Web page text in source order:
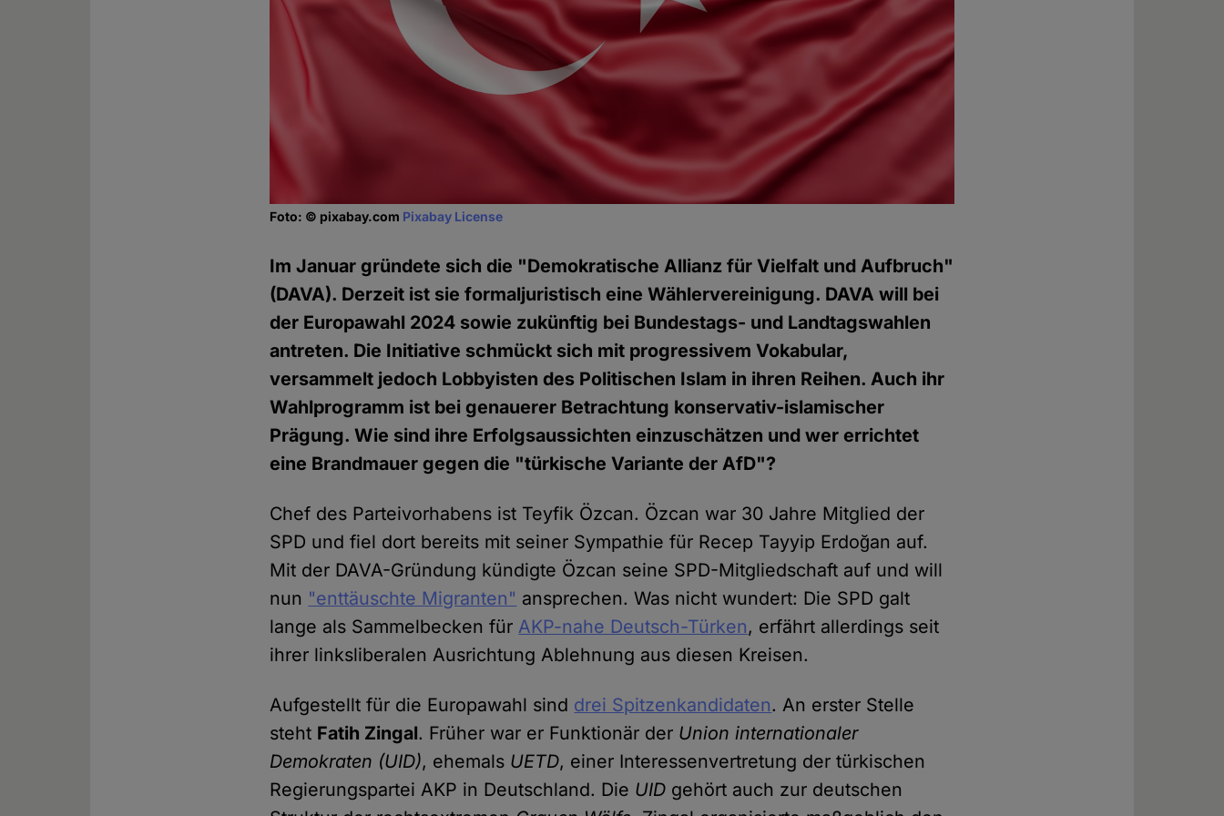
Foto: © pixabay.com Pixabay License
Im Januar gründete sich die "Demokratische Allianz für Vielfalt und Aufbruch"
(DAVA). Derzeit ist sie formaljuristisch eine Wählervereinigung. DAVA will bei
der Europawahl 2024 sowie zukünftig bei Bundestags- und Landtagswahlen
antreten. Die Initiative schmückt sich mit progressivem Vokabular,
versammelt jedoch Lobbyisten des Politischen Islam in ihren Reihen. Auch ihr
Wahlprogramm ist bei genauerer Betrachtung konservativ-islamischer
Prägung. Wie sind ihre Erfolgsaussichten einzuschätzen und wer errichtet
eine Brandmauer gegen die "türkische Variante der AfD"?
Chef des Parteivorhabens ist Teyfik Özcan. Özcan war 30 Jahre Mitglied der
SPD und fiel dort bereits mit seiner Sympathie für Recep Tayyip Erdoğan auf.
Mit der DAVA-Gründung kündigte Özcan seine SPD-Mitgliedschaft auf und will
nun "enttäuschte Migranten" ansprechen. Was nicht wundert: Die SPD galt
lange als Sammelbecken fürAKP-nahe Deutsch-Türken, erfährt allerdings seit
ihrer linksliberalen Ausrichtung Ablehnung aus diesen Kreisen.
Aufgestellt für die Europawahl sind drei Spitzenkandidaten. An erster Stelle
steht Fatih Zingal. Früher war er Funktionär der Union internationaler
Demokraten (UID), ehemals UETD, einer Interessenvertretung der türkischen
Regierungspartei AKP in Deutschland. Die UID gehört auch zur deutschen